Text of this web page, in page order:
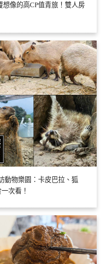
想像的高CP值青旅！雙人房
動物樂園：卡皮巴拉、狐
次看！